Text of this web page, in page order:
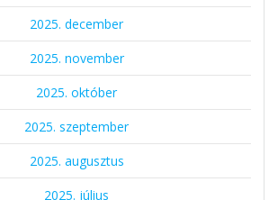
2025. december
2025. november
2025. október
2025. szeptember
2025. augusztus
2025. július